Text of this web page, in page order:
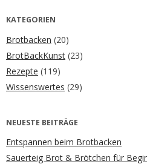
KATEGORIEN
Brotbacken (20)
BrotBackKunst (23)
Rezepte (119)
Wissenswertes (29)
NEUESTE BEITRÄGE
Entspannen beim Brotbacken
Sauerteig Brot & Brötchen für